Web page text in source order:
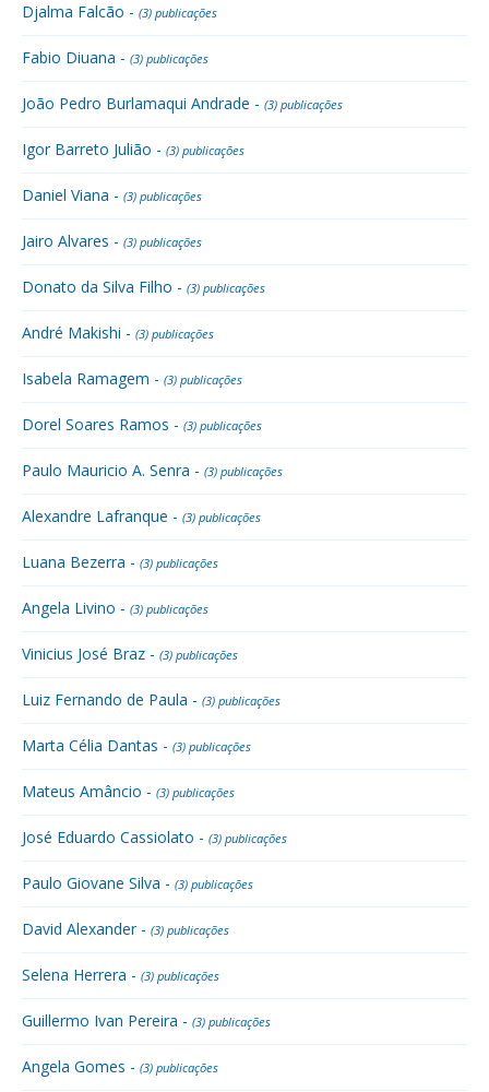
Djalma Falcão - (3) publicações
Fabio Diuana - (3) publicações
João Pedro Burlamaqui Andrade - (3) publicações
Igor Barreto Julião - (3) publicações
Daniel Viana - (3) publicações
Jairo Alvares - (3) publicações
Donato da Silva Filho - (3) publicações
André Makishi - (3) publicações
Isabela Ramagem - (3) publicações
Dorel Soares Ramos - (3) publicações
Paulo Mauricio A. Senra - (3) publicações
Alexandre Lafranque - (3) publicações
Luana Bezerra - (3) publicações
Angela Livino - (3) publicações
Vinicius José Braz - (3) publicações
Luiz Fernando de Paula - (3) publicações
Marta Célia Dantas - (3) publicações
Mateus Amâncio - (3) publicações
José Eduardo Cassiolato - (3) publicações
Paulo Giovane Silva - (3) publicações
David Alexander - (3) publicações
Selena Herrera - (3) publicações
Guillermo Ivan Pereira - (3) publicações
Angela Gomes - (3) publicações